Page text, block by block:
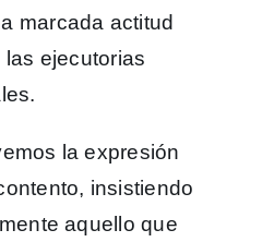
marcada actitud
ejecutorias
la expresión
insistiendo
aquello que